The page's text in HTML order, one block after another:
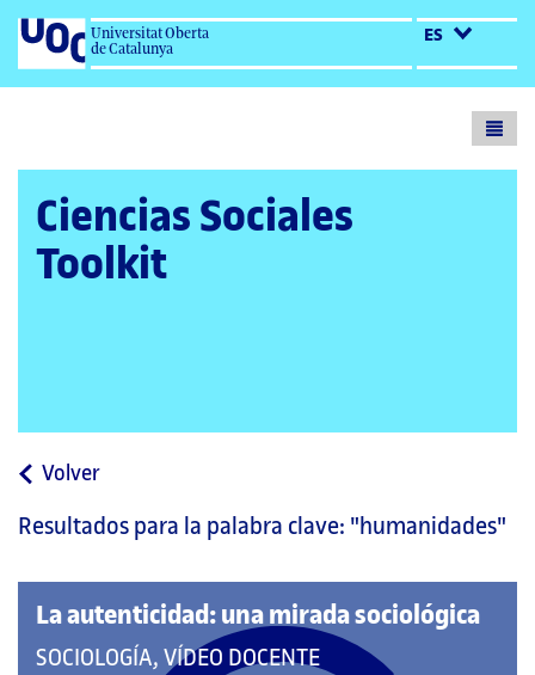
Universitat Oberta
de Catalunya
ES
Ciencias Sociales
Toolkit
Volvera
página
Resultados para la palabra clave: "humanidades"
La autenticidad: una mirada sociológica
QUE
SOCIOLOGÍA, VÍDEO DOCENTE